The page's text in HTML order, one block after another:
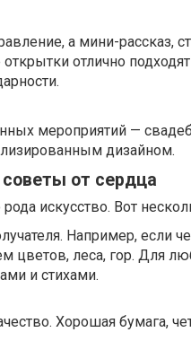
а мини-рассказ,
отлично
мероприятий —
дизайном.
от сердца
искусство. Вот
Например, если
цветов, леса, гор. Для
и стихами.
Хорошая бумага,